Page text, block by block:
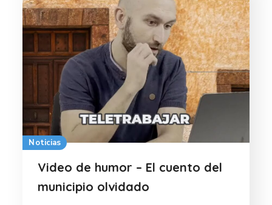
Noticias
Video de humor – El cuento del
municipio olvidado